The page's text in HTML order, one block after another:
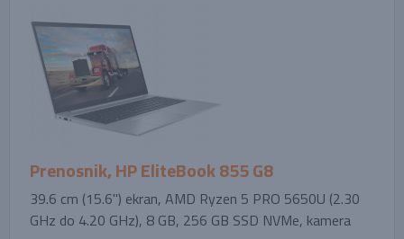
Prenosnik, HP EliteBook 855 G8
39.6 cm (15.6'') ekran, AMD Ryzen 5 PRO 5650U (2.30
GHz do 4.20 GHz), 8 GB, 256 GB SSD NVMe, kamera